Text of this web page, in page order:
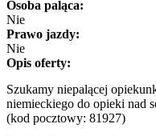
Osoba paląca:
Nie
Prawo jazdy:
Nie
Opis oferty:
Szukamy niepalącej
niemieckiego do opieki nad
(kod pocztowy: 81927)